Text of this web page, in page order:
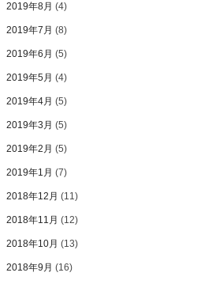
2019年8月 (4)
2019年7月 (8)
2019年6月 (5)
2019年5月 (4)
2019年4月 (5)
2019年3月 (5)
2019年2月 (5)
2019年1月 (7)
2018年12月 (11)
2018年11月 (12)
2018年10月 (13)
2018年9月 (16)